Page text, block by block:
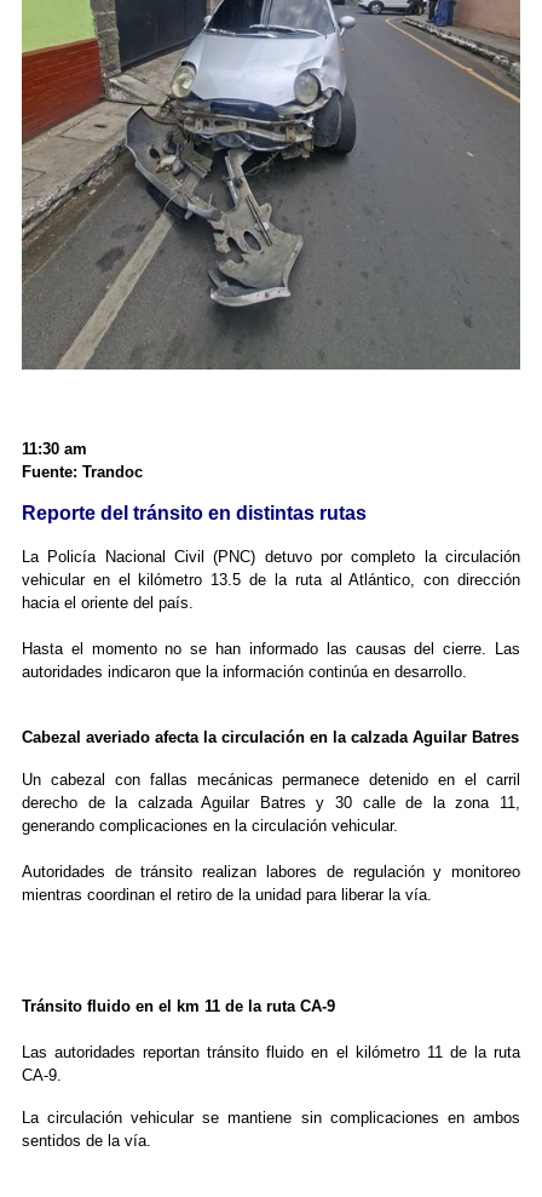
11:30 am
Fuente: Trandoc
Reporte del tránsito en distintas rutas
La Policía Nacional Civil (PNC) detuvo por completo la circulación
vehicular en el kilómetro 13.5 de la ruta al Atlántico, con dirección
hacia el oriente del país.
Hasta el momento no se han informado las causas del cierre. Las
autoridades indicaron que la información continúa en desarrollo.
Cabezal averiado afecta la circulación en la calzada Aguilar Batres
Un cabezal con fallas mecánicas permanece detenido en el carril
derecho de la calzada Aguilar Batres y 30 calle de la zona 11,
generando complicaciones en la circulación vehicular.
Autoridades de tránsito realizan labores de regulación y monitoreo
mientras coordinan el retiro de la unidad para liberar la vía.
Tránsito fluido en el km 11 de la ruta CA-9
Las autoridades reportan tránsito fluido en el kilómetro 11 de la ruta
CA-9.
La circulación vehicular se mantiene sin complicaciones en ambos
sentidos de la vía.